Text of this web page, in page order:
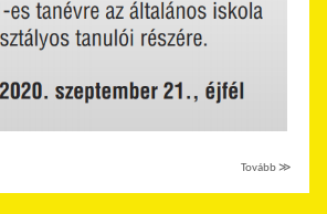
Tovább ≫